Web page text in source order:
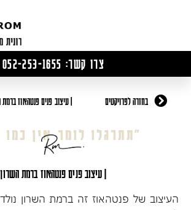
צרו קשר: 052-253-1655
בחזרה לפרויקטים | עיצוב פנים פנטהאוז
״תתרגלו לומר אין כמו
| עיצוב פנים פנטהאוז ברמת השרון
העיצוב של פנטהאוז זה ברמת השרון